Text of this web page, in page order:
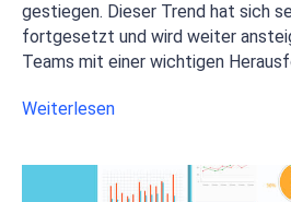
gestiegen. Dieser Trend hat sich
fortgesetzt und wird weiter
Teams mit einer wichtigen
Weiterlesen